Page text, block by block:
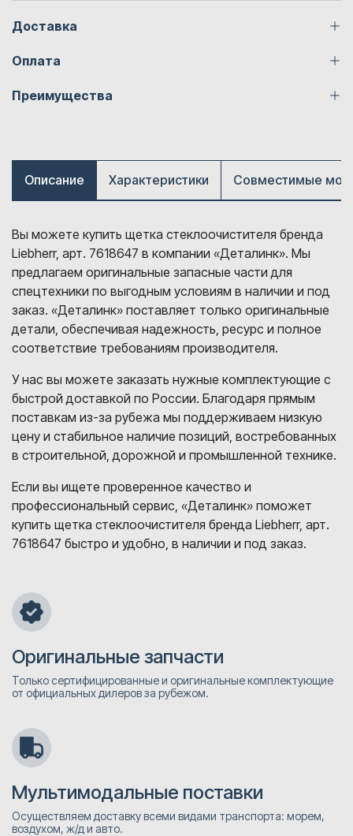
Доставка
Оплата
Преимущества
Описание Характеристики Совместимые
Вы можете купить щетка стеклоочистителя бренда
Liebherr, арт. 7618647 в компании «Деталинк». Мы
предлагаем оригинальные запасные части для
спецтехники по выгодным условиям в наличии и под
заказ. «Деталинк» поставляет только оригинальные
детали, обеспечивая надежность, ресурс и полное
соответствие требованиям производителя.
У нас вы можете заказать нужные комплектующие с
быстрой доставкой по России. Благодаря прямым
поставкам из-за рубежа мы поддерживаем низкую
цену и стабильное наличие позиций, востребованных
в строительной, дорожной и промышленной технике.
Если вы ищете проверенное качество и
профессиональный сервис, «Деталинк» поможет
купить щетка стеклоочистителя бренда Liebherr, арт.
7618647 быстро и удобно, в наличии и под заказ.
Оригинальные запчасти
Только сертифицированные и оригинальные комплектующие
от официальных дилеров за рубежом.
Мультимодальные поставки
Осуществляем доставку всеми видами транспорта: морем,
воздухом, ж/д и авто.